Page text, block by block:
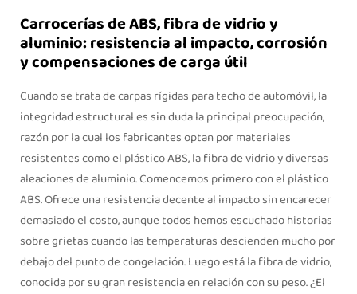
Carrocerías de ABS, fibra de vidrio y
aluminio: resistencia al impacto, corrosión
y compensaciones de carga útil
Cuando se trata de carpas rígidas para techo de automóvil, la
integridad estructural es sin duda la principal preocupación,
razón por la cual los fabricantes optan por materiales
resistentes como el plástico ABS, la fibra de vidrio y diversas
aleaciones de aluminio. Comencemos primero con el plástico
ABS. Ofrece una resistencia decente al impacto sin encarecer
demasiado el costo, aunque todos hemos escuchado historias
sobre grietas cuando las temperaturas descienden mucho por
debajo del punto de congelación. Luego está la fibra de vidrio,
conocida por su gran resistencia en relación con su peso. ¿El